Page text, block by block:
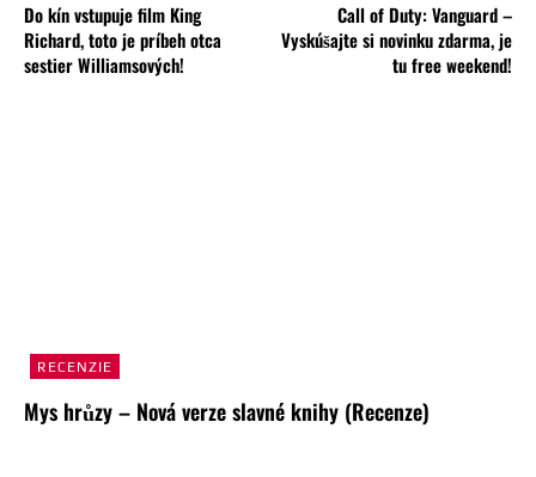
Do kín vstupuje film King
Richard, toto je príbeh otca
sestier Williamsových!
Call of Duty: Vanguard –
Vyskúšajte si novinku zdarma, je
tu free weekend!
RECENZIE
Mys hrůzy – Nová verze slavné knihy (Recenze)